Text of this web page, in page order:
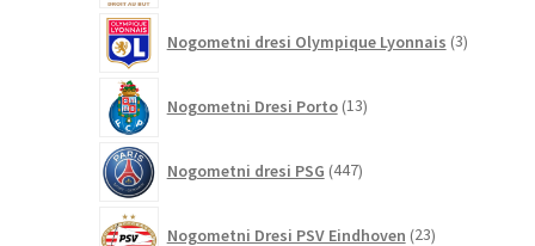
Nogometni dresi Olympique Lyonnais 3izdelki
Nogometni Dresi Porto 13izdelkov
Nogometni dresi PSG 447izdelkov
Nogometni Dresi PSV Eindhoven 23